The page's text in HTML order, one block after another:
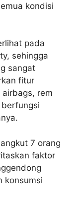
kondisi
pada
sehingga
sangat
fitur
rem
7 orang
faktor
konsumsi